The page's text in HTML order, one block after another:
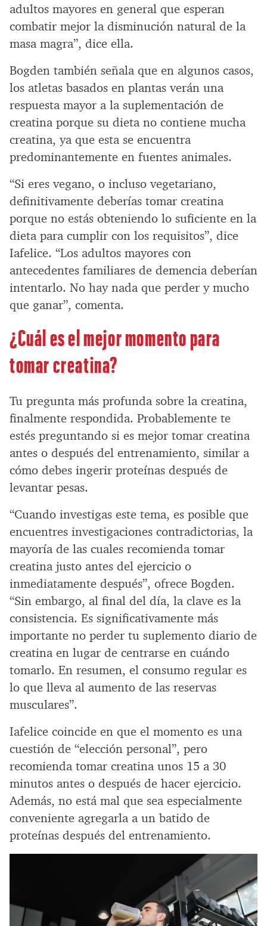
adultos mayores en general que esperan
combatir mejor la disminución natural de la
masa magra”, dice ella.
Bogden también señala que en algunos casos,
los atletas basados en plantas verán una
respuesta mayor a la suplementación de
creatina porque su dieta no contiene mucha
creatina, ya que esta se encuentra
predominantemente en fuentes animales.
“Si eres vegano, o incluso vegetariano,
definitivamente deberías tomar creatina
porque no estás obteniendo lo suficiente en la
dieta para cumplir con los requisitos”, dice
Iafelice. “Los adultos mayores con
antecedentes familiares de demencia deberían
intentarlo. No hay nada que perder y mucho
que ganar”, comenta.
¿Cuál es el mejor momento para
tomar creatina?
Tu pregunta más profunda sobre la creatina,
finalmente respondida. Probablemente te
estés preguntando si es mejor tomar creatina
antes o después del entrenamiento, similar a
cómo debes ingerir proteínas después de
levantar pesas.
“Cuando investigas este tema, es posible que
encuentres investigaciones contradictorias, la
mayoría de las cuales recomienda tomar
creatina justo antes del ejercicio o
inmediatamente después”, ofrece Bogden.
“Sin embargo, al final del día, la clave es la
consistencia. Es significativamente más
importante no perder tu suplemento diario de
creatina en lugar de centrarse en cuándo
tomarlo. En resumen, el consumo regular es
lo que lleva al aumento de las reservas
musculares”.
Iafelice coincide en que el momento es una
cuestión de “elección personal”, pero
recomienda tomar creatina unos 15 a 30
minutos antes o después de hacer ejercicio.
Además, no está mal que sea especialmente
conveniente agregarla a un batido de
proteínas después del entrenamiento.